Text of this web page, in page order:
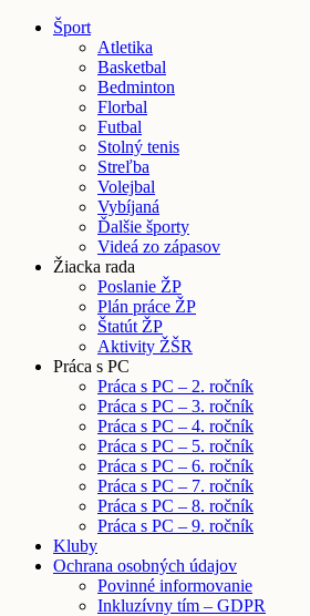
Šport
Atletika
Basketbal
Bedminton
Florbal
Futbal
Stolný tenis
Streľba
Volejbal
Vybíjaná
Ďalšie športy
Videá zo zápasov
Žiacka rada
Poslanie ŽP
Plán práce ŽP
Štatút ŽP
Aktivity ŽŠR
Práca s PC
Práca s PC – 2. ročník
Práca s PC – 3. ročník
Práca s PC – 4. ročník
Práca s PC – 5. ročník
Práca s PC – 6. ročník
Práca s PC – 7. ročník
Práca s PC – 8. ročník
Práca s PC – 9. ročník
Kluby
Ochrana osobných údajov
Povinné informovanie
Inkluzívny tím – GDPR